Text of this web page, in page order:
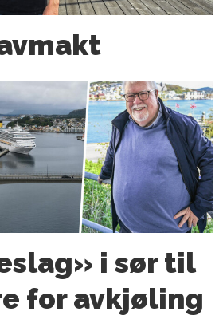
i sør til
for avkjøling